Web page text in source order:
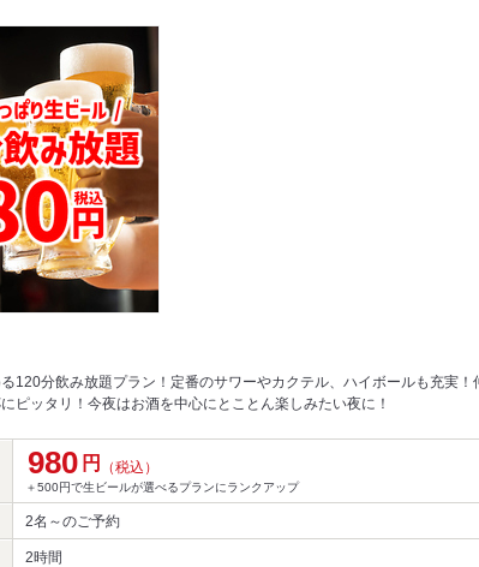
120分飲み放題プラン！定番のサワーやカクテル、ハイボールも充実！
ピッタリ！今夜はお酒を中心にとことん楽しみたい夜に！
980 円 （税込）
＋500円で生ビールが選べるプランにランクアップ
2名～のご予約
2時間